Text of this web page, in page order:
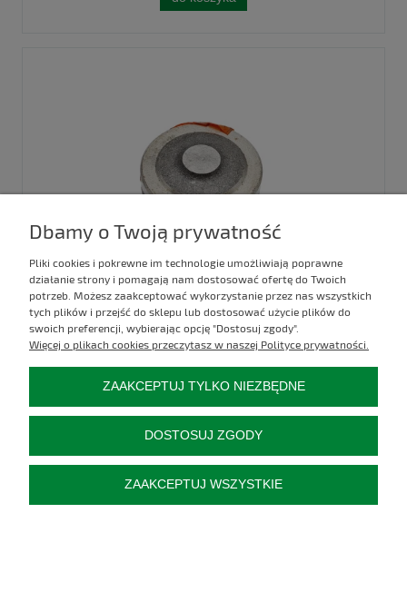
TŁOK PODNOŚNIKA URSUS C-360 ZETOR
Kod produktu: 50580250
do koszyka
Dbamy o Twoją prywatność
Pliki cookies i pokrewne im technologie umożliwiają poprawne
działanie strony i pomagają nam dostosować ofertę do Twoich
potrzeb. Możesz zaakceptować wykorzystanie przez nas wszystkich
tych plików i przejść do sklepu lub dostosować użycie plików do
swoich preferencji, wybierając opcję "Dostosuj zgody".
Więcej o plikach cookies przeczytasz w naszej Polityce prywatności.
ZAAKCEPTUJ TYLKO NIEZBĘDNE
DOSTOSUJ ZGODY
ZAAKCEPTUJ WSZYSTKIE